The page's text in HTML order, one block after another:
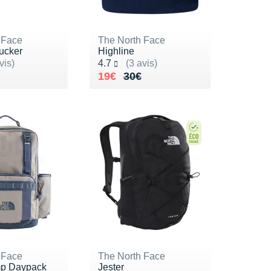
5
33€
The North Face
Highline
4.7
(3 avis)
Noté 4.7 sur 5
30€
Au lieu de 30€
19€
Vendu 19€
Daypack
The North Face
Jester